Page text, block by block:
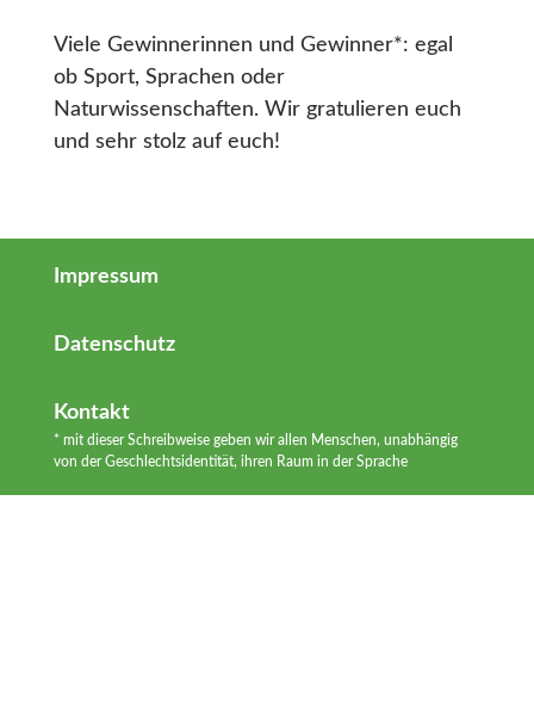
Viele Gewinnerinnen und Gewinner*: egal
ob Sport, Sprachen oder
Naturwissenschaften. Wir gratulieren euch
und sehr stolz auf euch!
Impressum
Datenschutz
Kontakt
* mit dieser Schreibweise geben wir allen Menschen, unabhängig
von der Geschlechtsidentität, ihren Raum in der Sprache